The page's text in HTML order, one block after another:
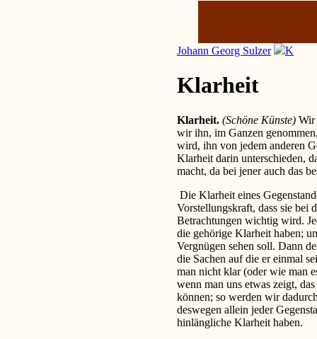
Johann Georg Sulzer K
Klarheit
Klarheit. (Schöne Künste) Wir
wir ihn, im Ganzen
wird, ihn von jedem anderen
Klarheit darin unterschieden,
macht, da bei jener auch das
Die Klarheit eines
Vorstellungskraft, dass sie bei
Betrachtungen wichtig wird.
die gehörige Klarheit haben;
Vergnügen sehen soll. Dann
die Sachen auf die er einmal
man nicht klar (oder wie man
wenn man uns etwas zeigt,
können; so werden wir
deswegen allein jeder
hinlängliche Klarheit haben.